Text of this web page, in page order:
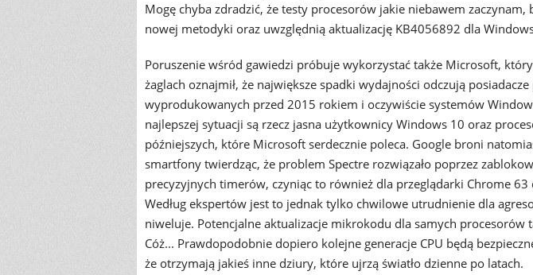
Mogę chyba zdradzić, że testy procesorów jakie niebawem zaczynam,
nowej metodyki oraz uwzględnią aktualizację KB4056892 dla
Poruszenie wśród gawiedzi próbuje wykorzystać także Microsoft,
żaglach oznajmił, że największe spadki wydajności odczują
wyprodukowanych przed 2015 rokiem i oczywiście systemów
najlepszej sytuacji są rzecz jasna użytkownicy Windows 10 oraz
późniejszych, które Microsoft serdecznie poleca. Google broni
smartfony twierdząc, że problem Spectre rozwiązało poprzez
precyzyjnych timerów, czyniąc to również dla przeglądarki Chrome
Według ekspertów jest to jednak tylko chwilowe utrudnienie dla
niweluje. Potencjalne aktualizacje mikrokodu dla samych procesorów
Cóż... Prawdopodobnie dopiero kolejne generacje CPU będą
że otrzymają jakieś inne dziury, które ujrzą światło dzienne po latach.